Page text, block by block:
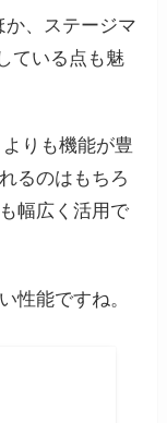
、ステージマ
ている点も魅
りも機能が豊
るのはもちろ
幅広く活用で
性能ですね。